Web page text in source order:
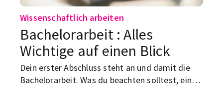
Wissenschaftlich arbeiten
Bachelorarbeit : Alles
Wichtige auf einen Blick
Dein erster Abschluss steht an und damit die
Bachelorarbeit. Was du beachten solltest, eine